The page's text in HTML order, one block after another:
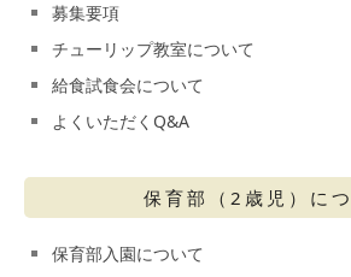
募集要項
チューリップ教室について
給食試食会について
よくいただくQ&A
保育部（2歳児）に
保育部入園について